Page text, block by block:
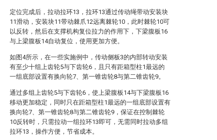
定位完成后，拉动拉环13，拉环13通过传动绳带动安装块
11滑动，安装块11带动棘爪12远离棘轮10，此时棘轮10可
以反转，然后在支撑机构复位拉力的作用下，下梁腹板16
与上梁腹板14自动复位，使用更加方便。
如图4所示，在一些实施例中，传动侧板3的内部转动安装
有至少十组上齿轮5与下齿轮6，且只有距箱型柱1最远的
一组底部设置有换向轮7、第一锥齿轮8与第二锥齿轮9。
通过多组上齿轮5与下齿轮6，使上梁腹板14与下梁腹板16
移动更加稳定，同时只在距箱型柱1最远的一组底部设置有
换向轮7、第一锥齿轮8与第二锥齿轮9，保证在控制棘轮
10反转时，只需拉动一组拉环13即可，无需同时拉动多组
拉环13，操作方便，节省成本。